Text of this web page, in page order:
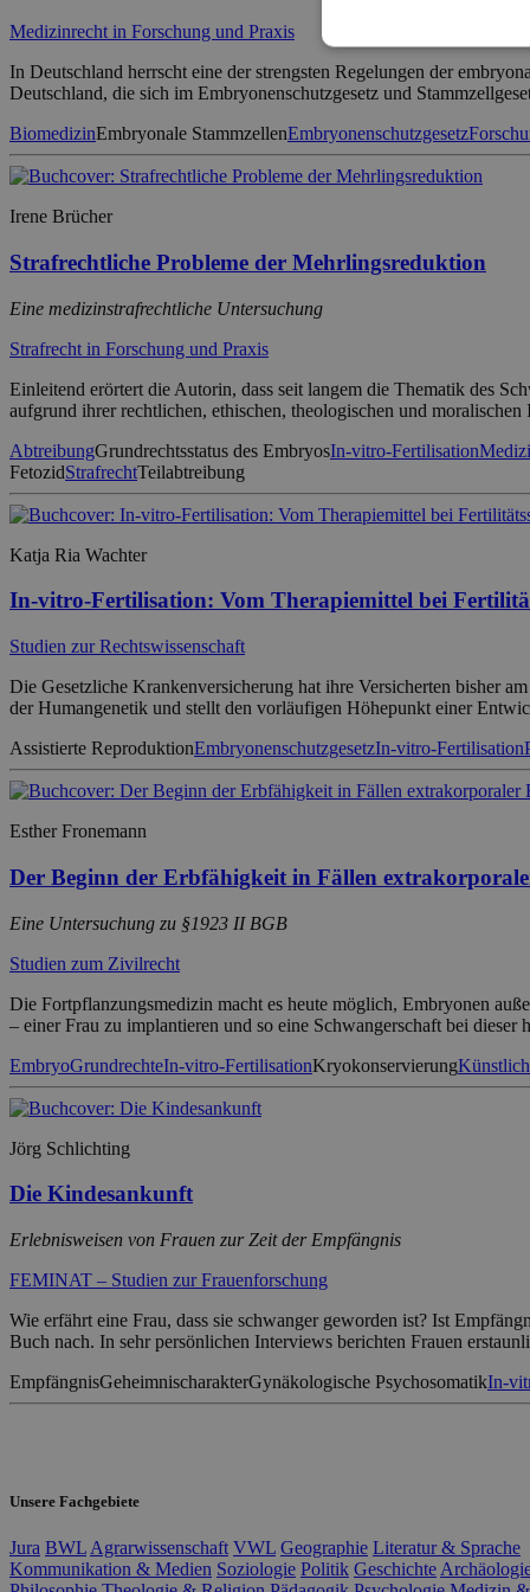
Medizinrecht in Forschung und Praxis
In Deutschland herrscht eine der strengsten Regelungen der
Deutschland, die sich im Embryonenschutzgesetz und
BiomedizinEmbryonale StammzellenEmbryonenschutzgesetz
Irene Brücher
Strafrechtliche Probleme der Mehrlingsreduktion
Eine medizinstrafrechtliche Untersuchung
Strafrecht in Forschung und Praxis
Einleitend erörtert die Autorin, dass seit langem die Thematik des
aufgrund ihrer rechtlichen, ethischen, theologischen und
AbtreibungGrundrechtsstatus des EmbryosIn-vitro-Fertilisation
FetozidStrafrechtTeilabtreibung
Katja Ria Wachter
In-vitro-Fertilisation: Vom Therapiemittel bei
Studien zur Rechtswissenschaft
Die Gesetzliche Krankenversicherung hat ihre Versicherten bisher
der Humangenetik und stellt den vorläufigen Höhepunkt einer
Assistierte ReproduktionEmbryonenschutzgesetzIn-vitro-Fertilisation
Esther Fronemann
Der Beginn der Erbfähigkeit in Fällen
Eine Untersuchung zu §1923 II BGB
Studien zum Zivilrecht
Die Fortpflanzungsmedizin macht es heute möglich, Embryonen
– einer Frau zu implantieren und so eine Schwangerschaft bei
EmbryoGrundrechteIn-vitro-FertilisationKryokonservierung
Jörg Schlichting
Die Kindesankunft
Erlebnisweisen von Frauen zur Zeit der Empfängnis
FEMINAT – Studien zur Frauenforschung
Wie erfährt eine Frau, dass sie schwanger geworden ist? Ist
Buch nach. In sehr persönlichen Interviews berichten Frauen
EmpfängnisGeheimnischarakterGynäkologische PsychosomatikIn-
Unsere Fachgebiete
Jura BWL Agrarwissenschaft VWL Geographie Literatur & Sprache
Kommunikation & Medien Soziologie Politik Geschichte